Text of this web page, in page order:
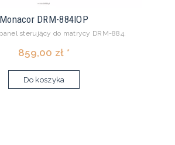
Monacor DRM-884IOP
sterujący do matrycy DRM-884.
859,00 zł *
Do koszyka